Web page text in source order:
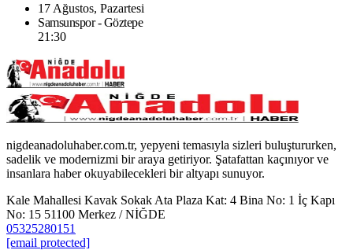
17 Ağustos, Pazartesi
Samsunspor - Göztepe
21:30
nigdeanadoluhaber.com.tr, yepyeni temasıyla sizleri buluştururken,
sadelik ve modernizmi bir araya getiriyor. Şatafattan kaçınıyor ve
insanlara haber okuyabilecekleri bir altyapı sunuyor.
Kale Mahallesi Kavak Sokak Ata Plaza Kat: 4 Bina No: 1 İç Kapı
No: 15 51100 Merkez / NİĞDE
05325280151
[email protected]